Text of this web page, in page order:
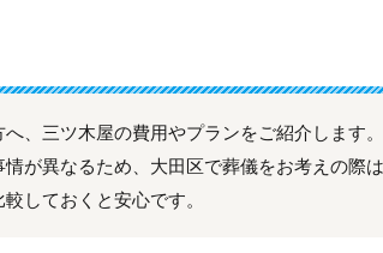
、三ツ木屋の費用やプランをご紹介します
が異なるため、大田区で葬儀をお考えの際
しておくと安心です。